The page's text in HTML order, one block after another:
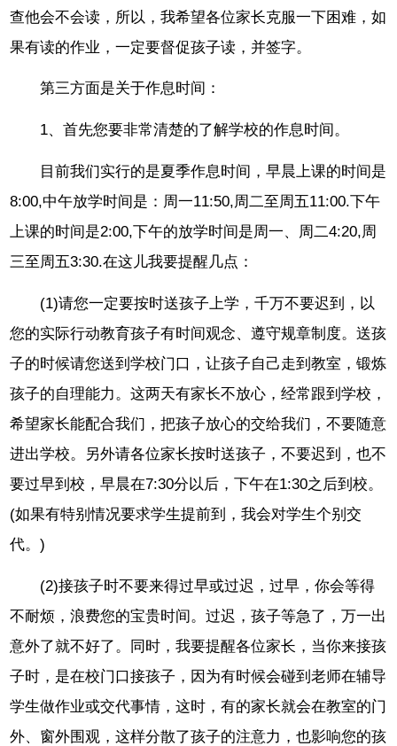
查他会不会读，所以，我希望各位家长克服一下困难，如
果有读的作业，一定要督促孩子读，并签字。
第三方面是关于作息时间：
1、首先您要非常清楚的了解学校的作息时间。
目前我们实行的是夏季作息时间，早晨上课的时间是
8:00,中午放学时间是：周一11:50,周二至周五11:00.下午
上课的时间是2:00,下午的放学时间是周一、周二4:20,周
三至周五3:30.在这儿我要提醒几点：
(1)请您一定要按时送孩子上学，千万不要迟到，以
您的实际行动教育孩子有时间观念、遵守规章制度。送孩
子的时候请您送到学校门口，让孩子自己走到教室，锻炼
孩子的自理能力。这两天有家长不放心，经常跟到学校，
希望家长能配合我们，把孩子放心的交给我们，不要随意
进出学校。另外请各位家长按时送孩子，不要迟到，也不
要过早到校，早晨在7:30分以后，下午在1:30之后到校。
(如果有特别情况要求学生提前到，我会对学生个别交
代。)
(2)接孩子时不要来得过早或过迟，过早，你会等得
不耐烦，浪费您的宝贵时间。过迟，孩子等急了，万一出
意外了就不好了。同时，我要提醒各位家长，当你来接孩
子时，是在校门口接孩子，因为有时候会碰到老师在辅导
学生做作业或交代事情，这时，有的家长就会在教室的门
外、窗外围观，这样分散了孩子的注意力，也影响您的孩